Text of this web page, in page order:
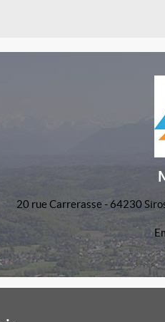
20 rue Carrerasse - 64230